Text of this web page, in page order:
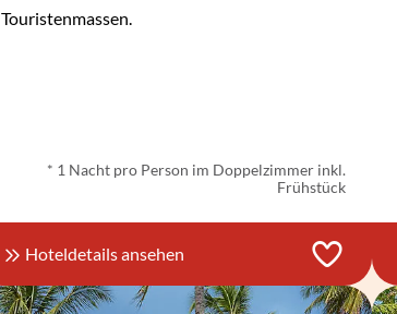
Touristenmassen.
* 1 Nacht pro Person im Doppelzimmer inkl.
Frühstück
Hoteldetails ansehen